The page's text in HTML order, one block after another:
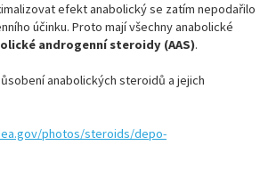
efekt anabolický se zatím nepodařilo
účinku. Proto mají všechny anabolické
androgenní steroidy (AAS).
anabolických steroidů a jejich